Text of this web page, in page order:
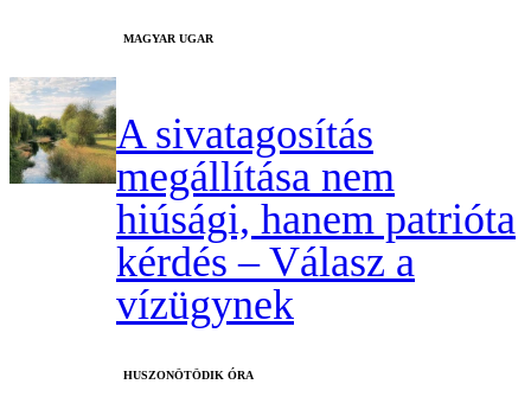
MAGYAR UGAR
A sivatagosítás
megállítása nem
hiúsági, hanem patrióta
kérdés – Válasz a
vízügynek
HUSZONÖTÖDIK ÓRA